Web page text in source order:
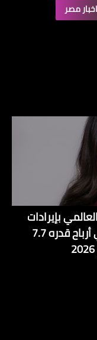
اخبار مصر
العالمي بإيرادات
تبلغ 21.9 مليار درهم إماراتي وصافي أرباح قدره 7.7